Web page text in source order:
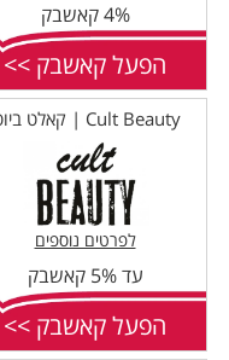
4% קאשבק
הפעל קאשבק >>
Cult Beauty | קאלט ביוטי
לפרטים נוספים
עד 5% קאשבק
הפעל קאשבק >>